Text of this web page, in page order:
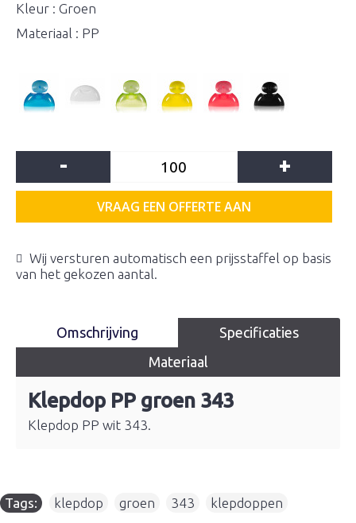
Kleur : Groen
Materiaal : PP
- +
VRAAG EEN OFFERTE AAN
Wij versturen automatisch een prijsstaffel op basis
van het gekozen aantal.
Omschrijving
Specificaties
Materiaal
Klepdop PP groen 343
Klepdop PP wit 343.
Tags: klepdop groen 343 klepdoppen